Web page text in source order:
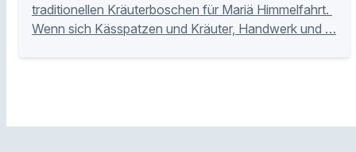
traditionellen Kräuterboschen für Mariä Himmelfahrt.
Wenn sich Kässpatzen und Kräuter, Handwerk und …